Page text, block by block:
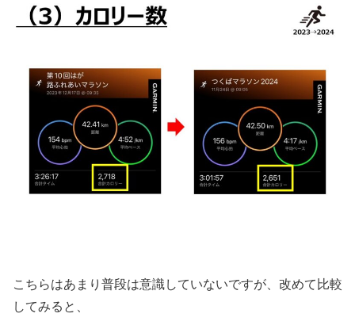
こちらはあまり普段は意識していないですが、改めて比較
してみると、